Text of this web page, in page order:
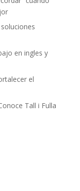
en ingles y
el
Tall i Fulla